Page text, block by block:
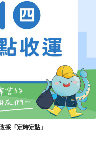
採「定時定點」